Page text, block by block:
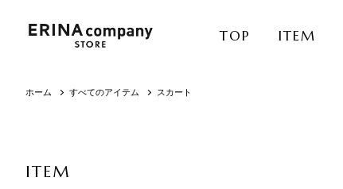
TOP ITEM
ホーム すべてのアイテム スカート
ITEM